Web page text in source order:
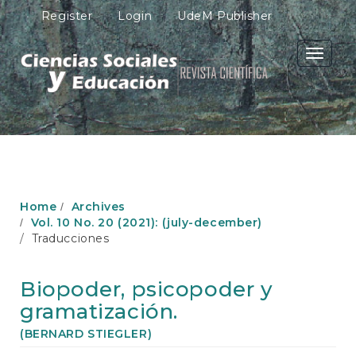
M
a
i
n
N
a
v
i
g
n
M
C
o
n
t
Register Login UdeM Publisher
Toggle
Home
Archives
Vol. 10 No. 20 (2021): (july-december)
Traducciones
Biopoder, psicopoder y
gramatización.
(BERNARD STIEGLER)